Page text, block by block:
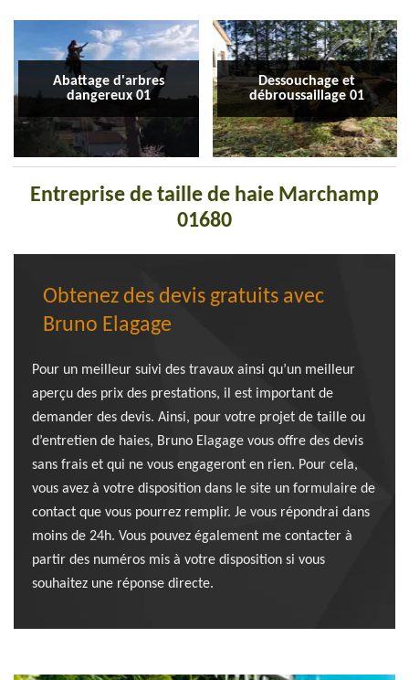
Abattage d'arbres
dangereux 01
Dessouchage et
débroussaillage 01
Entreprise de taille de haie Marchamp
01680
Obtenez des devis gratuits avec
Bruno Elagage
Pour un meilleur suivi des travaux ainsi qu’un meilleur
aperçu des prix des prestations, il est important de
demander des devis. Ainsi, pour votre projet de taille ou
d’entretien de haies, Bruno Elagage vous offre des devis
sans frais et qui ne vous engageront en rien. Pour cela,
vous avez à votre disposition dans le site un formulaire de
contact que vous pourrez remplir. Je vous répondrai dans
moins de 24h. Vous pouvez également me contacter à
partir des numéros mis à votre disposition si vous
souhaitez une réponse directe.